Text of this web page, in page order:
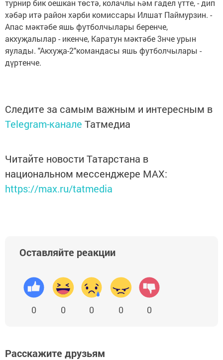
турнир бик оешкан төстә, колачлы һәм гадел үтте, - дип
хәбәр итә район хәрби комиссары Илшат Паймурзин. -
Апас мәктәбе яшь футболчылары беренче,
акхуҗалылар - икенче, Каратун мәктәбе 3нче урын
яулады. "Акхуҗа-2"командасы яшь футболчылары -
дүртенче.
Следите за самым важным и интересным в
Telegram-канале Татмедиа
Читайте новости Татарстана в
национальном мессенджере MАХ:
https://max.ru/tatmedia
Оставляйте реакции
0 0 0 0 0
Расскажите друзьям